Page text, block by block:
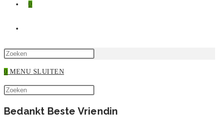
0
ZOEKEN
zoekpaneel
0 MENU SLUITEN
Zoek
deze
Escape
Bedankt Beste Vriendin